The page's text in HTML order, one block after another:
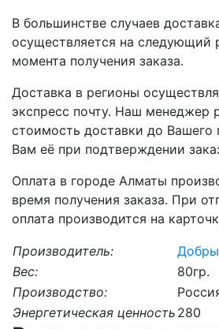
В большинстве случаев
осуществляется на следующий
момента получения заказа.
Доставка в регионы
экспресс почту. Наш менеджер
стоимость доставки до Вашего
Вам её при подтверждении
Оплата в городе Алматы
время получения заказа. При
оплата производится на
Производитель:
Вес:
80гр.
Производство:
Энергетическая ценность 280